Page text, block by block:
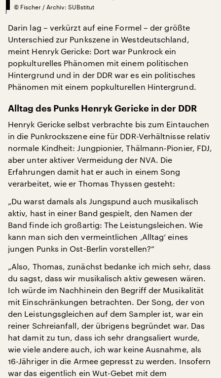
© Fischer / Archiv: SUBstitut
Darin lag – verkürzt auf eine Formel – der größte
Unterschied zur Punkszene in Westdeutschland,
meint Henryk Gericke: Dort war Punkrock ein
popkulturelles Phänomen mit einem politischen
Hintergrund und in der DDR war es ein politisches
Phänomen mit einem popkulturellen Hintergrund.
Alltag des Punks Henryk Gericke in der DDR
Henryk Gericke selbst verbrachte bis zum Eintauchen
in die Punkrockszene eine für DDR-Verhältnisse relativ
normale Kindheit: Jungpionier, Thälmann-Pionier, FDJ,
aber unter aktiver Vermeidung der NVA. Die
Erfahrungen damit hat er auch in einem Song
verarbeitet, wie er Thomas Thyssen gesteht:
„Du warst damals als Jungspund auch musikalisch
aktiv, hast in einer Band gespielt, den Namen der
Band finde ich großartig: The Leistungsleichen. Wie
kann man sich den vermeintlichen ‚Alltag‘ eines
jungen Punks in Ost-Berlin vorstellen?“
„Also, Thomas, zunächst bedanke ich mich sehr, dass
du sagst, dass wir musikalisch aktiv gewesen wären.
Ich würde im Nachhinein den Begriff der Musikalität
mit Einschränkungen betrachten. Der Song, der von
den Leistungsgleichen auf dem Sampler ist, war ein
reiner Schreianfall, der übrigens begründet war. Das
hat damit zu tun, dass ich sehr drangsaliert wurde,
wie viele andere auch, ich war keine Ausnahme, als
16-Jähriger in die Armee gepresst zu werden. Insofern
war das eigentlich ein Wut-Gebet mit dem